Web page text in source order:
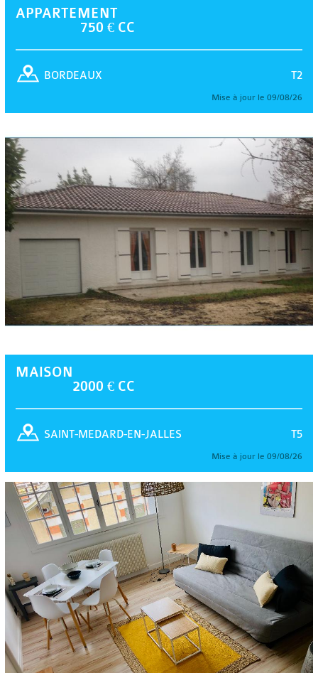
APPARTEMENT
750 € CC
T2
BORDEAUX
Mise à jour le 09/08/26
MAISON
2000 € CC
T5
SAINT-MEDARD-EN-JALLES
Mise à jour le 09/08/26